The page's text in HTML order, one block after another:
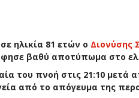
ηλικία 81 ετών ο Διονύσης
βαθύ αποτύπωμα στο
του πνοή στις 21:10 μετά
από το απόγευμα της